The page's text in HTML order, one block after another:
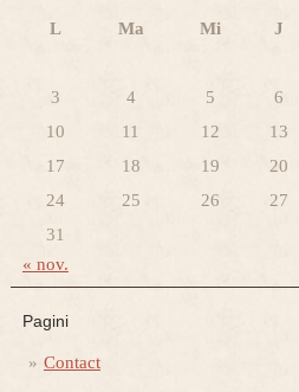
L Ma Mi J
3
4 5 6
10
11 12 13
17
18 19 20
24
25 26 27
31
« nov.
Pagini
Contact